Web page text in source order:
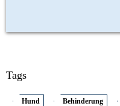
Tags
Hund Behinderung